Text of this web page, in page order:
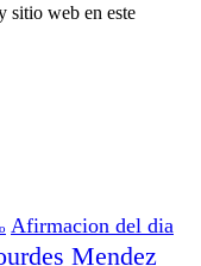
sitio web en este
Afirmacion del dia
Mendez